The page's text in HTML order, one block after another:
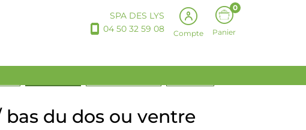
SPA DES LYS
04 50 32 59 08
Compte
0
Panier
du dos ou ventre